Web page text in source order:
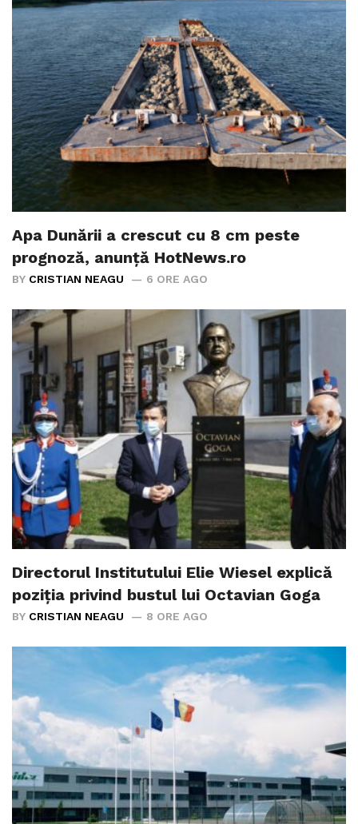
Apa Dunării a crescut cu 8 cm peste
prognoză, anunță HotNews.ro
BY CRISTIAN NEAGU 6 ORE AGO
Directorul Institutului Elie Wiesel explică
poziția privind bustul lui Octavian Goga
BY CRISTIAN NEAGU 8 ORE AGO